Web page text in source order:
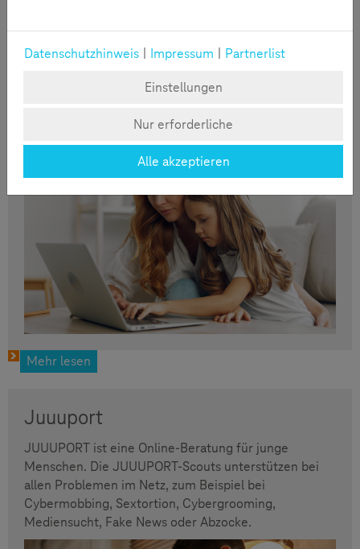
JusProg e.V. hat sich zur Aufgabe gemacht, Kinder
diesem Zweck wird Eltern, Großeltern, Lehrern und
haben, das kostenfrei nutzbare JusProg-
Jugendschutzprogramm angeboten.
Mehr lesen
Juuuport
JUUUPORT ist eine Online-Beratung für junge
Menschen. Die JUUUPORT-Scouts unterstützen bei
allen Problemen im Netz, zum Beispiel bei
Cybermobbing, Sextortion, Cybergrooming,
Mediensucht, Fake News oder Abzocke.
Datenschutzhinweis Impressum
Partnerlist
Einstellungen
Nur erforderliche
Alle akzeptieren